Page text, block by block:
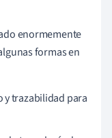
enormemente
formas en
y trazabilidad para